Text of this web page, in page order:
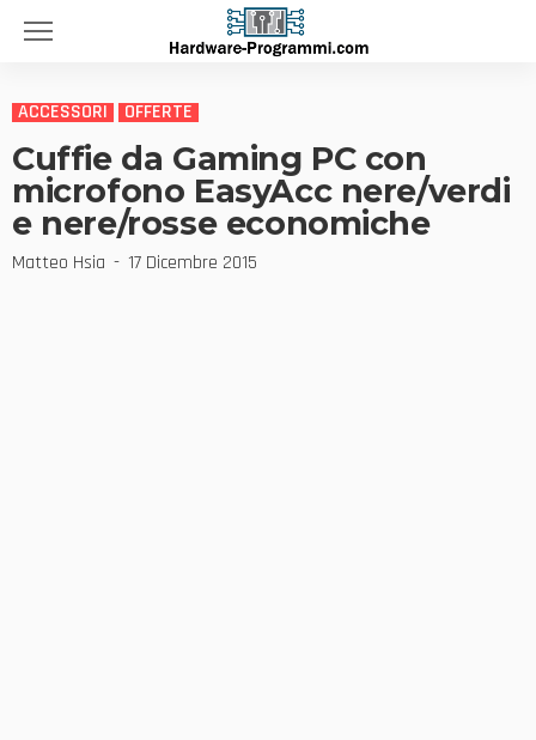
ACCESSORI OFFERTE
Cuffie da Gaming PC con
microfono EasyAcc nere/verdi
e nere/rosse economiche
Matteo Hsia 17 Dicembre 2015